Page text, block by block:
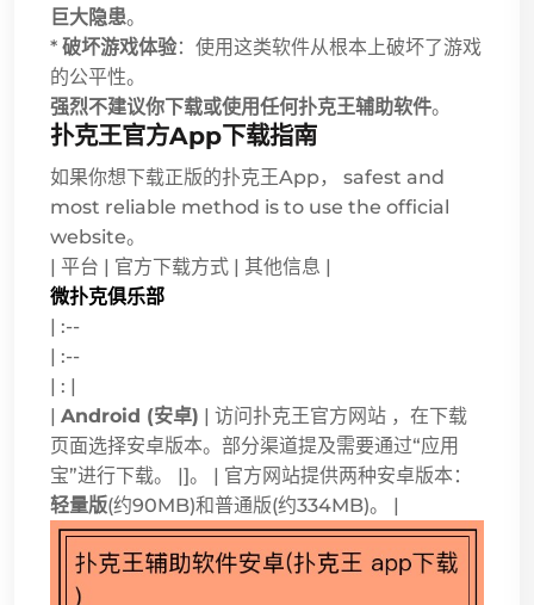
巨大隐患。
* 破坏游戏体验：使用这类软件从根本上破坏了游戏
的公平性。
强烈不建议你下载或使用任何扑克王辅助软件。
扑克王官方App下载指南
如果你想下载正版的扑克王App， safest and
most reliable method is to use the official
website。
| 平台 | 官方下载方式 | 其他信息 |
微扑克俱乐部
| :--
| :--
| : |
| Android (安卓) | 访问扑克王官方网站 ，在下载
页面选择安卓版本。部分渠道提及需要通过“应用
宝”进行下载。 |]。 | 官方网站提供两种安卓版本：
轻量版(约90MB)和普通版(约334MB)。 |